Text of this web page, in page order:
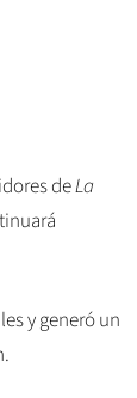
deLa
y generó un